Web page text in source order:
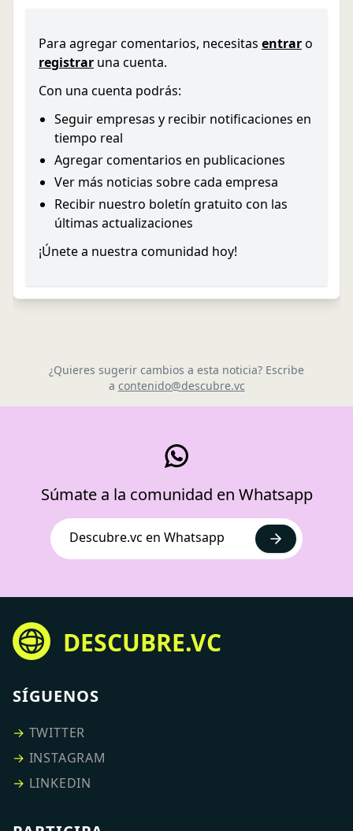
Para agregar comentarios, necesitas entraro
registrar una cuenta.
Con una cuenta podrás:
Seguir empresas y recibir notificaciones en
tiempo real
Agregar comentarios en publicaciones
Ver más noticias sobre cada empresa
Recibir nuestro boletín gratuito con las
últimas actualizaciones
¡Únete a nuestra comunidad hoy!
¿Quieres sugerir cambios a esta noticia? Escribe
a contenido@descubre.vc
Súmate a la comunidad en Whatsapp
Descubre.vc en Whatsapp
DESCUBRE.VC
SÍGUENOS
→ TWITTER
→ INSTAGRAM
→ LINKEDIN